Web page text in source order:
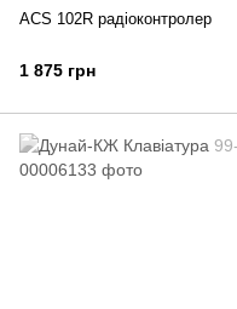
ACS 102R радіоконтролер
1 875 грн